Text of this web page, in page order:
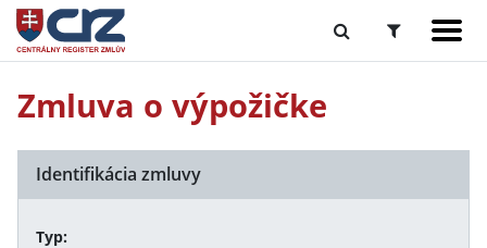
Zmluva o výpožičke
Identifikácia zmluvy
Typ: